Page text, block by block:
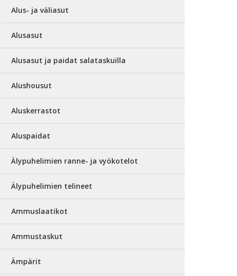
Alus- ja väliasut
Alusasut
Alusasut ja paidat salataskuilla
Alushousut
Aluskerrastot
Aluspaidat
Älypuhelimien ranne- ja vyökotelot
Älypuhelimien telineet
Ammuslaatikot
Ammustaskut
Ämpärit